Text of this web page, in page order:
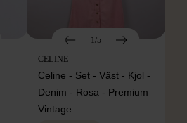
1/5
CELINE
Celine - Set - Väst - Kjol -
Denim - Rosa - Premium
Vintage